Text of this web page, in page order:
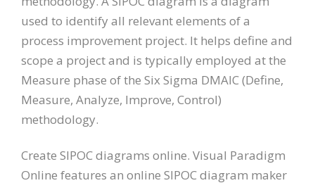
used to identify all relevant elements of a
process improvement project. It helps define and
scope a project and is typically employed at the
Measure phase of the Six Sigma DMAIC (Define,
Measure, Analyze, Improve, Control)
methodology.
Create SIPOC diagrams online. Visual Paradigm
Online features an online SIPOC diagram maker